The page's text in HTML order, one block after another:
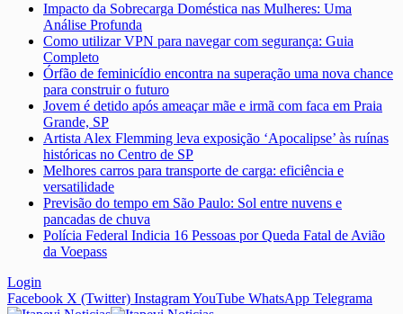
Impacto da Sobrecarga Doméstica nas Mulheres: Uma
Análise Profunda
Como utilizar VPN para navegar com segurança: Guia
Completo
Órfão de feminicídio encontra na superação uma nova chance
para construir o futuro
Jovem é detido após ameaçar mãe e irmã com faca em Praia
Grande, SP
Artista Alex Flemming leva exposição ‘Apocalipse’ às ruínas
históricas no Centro de SP
Melhores carros para transporte de carga: eficiência e
versatilidade
Previsão do tempo em São Paulo: Sol entre nuvens e
pancadas de chuva
Polícia Federal Indicia 16 Pessoas por Queda Fatal de Avião
da Voepass
Login
Facebook X (Twitter) InstagramYouTube WhatsApp Telegrama